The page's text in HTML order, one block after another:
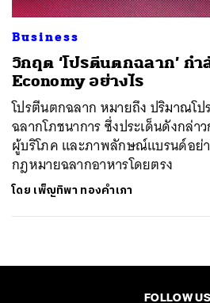
Business
วิกฤต ‘โปรตีนตกฉลาก’ ก
Economy อย่างไร
โปรตีนตกฉลาก หมายถึง ปริมาณโป
ฉลากโภชนาการ ซึ่งประเด็นดังกล่า
ผู้บริโภค และภาพลักษณ์แบรนด์อย่
กฎหมายฉลากอาหารโดยตรง
โดย เพ็ญทิพา ทองคำเภา
FOLLOW US
SHARE TWEET